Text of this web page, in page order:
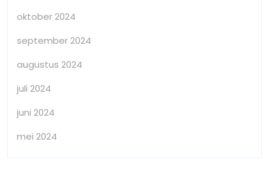
oktober 2024
september 2024
augustus 2024
juli 2024
juni 2024
mei 2024